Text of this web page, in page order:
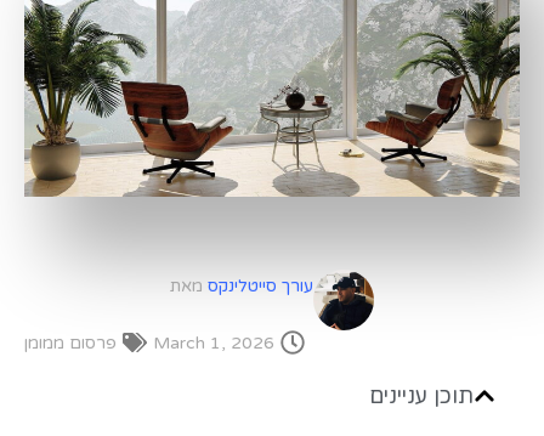
עורך סייטלינקס מאת
March 1, 2026 פרסום ממומן
תוכן עניינים